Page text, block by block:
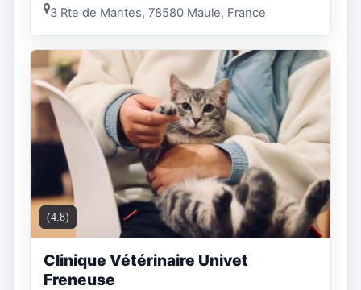
3 Rte de Mantes, 78580 Maule, France
(4.8)
Clinique Vétérinaire Univet
Freneuse